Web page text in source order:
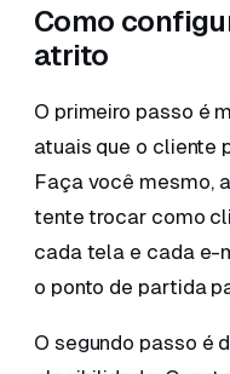
Como
atrito
O primeiro passo é
atuais que o cliente
Faça você mesmo,
tente trocar como
cada tela e cada e-
o ponto de partida
O segundo passo é